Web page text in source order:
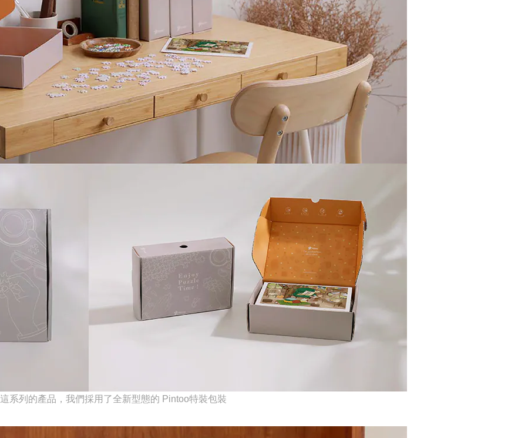
這系列的產品，我們採用了全新型態的 Pintoo特裝包裝